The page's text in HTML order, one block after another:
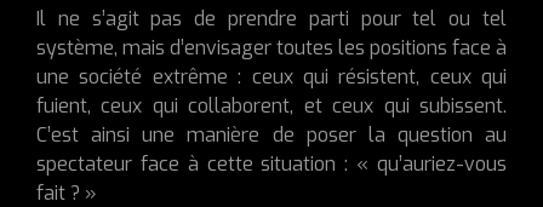
Il ne s’agit pas de prendre parti pour tel ou tel
système, mais d’envisager toutes les positions face à
une société extrême : ceux qui résistent, ceux qui
fuient, ceux qui collaborent, et ceux qui subissent.
C’est ainsi une manière de poser la question au
spectateur face à cette situation : « qu’auriez-vous
fait ? »